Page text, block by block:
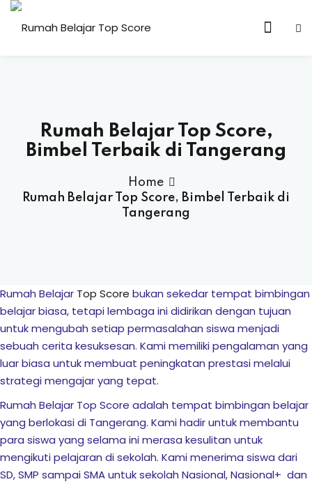
Usia 2-7 Tahun
Elementary
Rumah Belajar Top Score,
Bimbel Terbaik di Tangerang
Home
Rumah Belajar Top Score, Bimbel Terbaik di
Tangerang
Rumah Belajar Top Score bukan sekedar tempat bimbingan
belajar biasa, tetapi lembaga ini didirikan dengan tujuan
untuk mengubah setiap permasalahan siswa menjadi
sebuah cerita kesuksesan. Kami memiliki pengalaman yang
luar biasa untuk membuat peningkatan prestasi melalui
strategi mengajar yang tepat.
Rumah Belajar Top Score adalah tempat bimbingan belajar
yang berlokasi di Tangerang. Kami hadir untuk membantu
para siswa yang selama ini merasa kesulitan untuk
mengikuti pelajaran di sekolah. Kami menerima siswa dari
SD, SMP sampai SMA untuk sekolah Nasional, Nasional+ dan